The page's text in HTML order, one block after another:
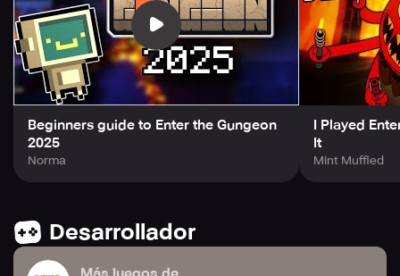
Beginners guide to Enter the Gungeon
2025
Norma
I Played
It
Mint Muffled
Desarrollador